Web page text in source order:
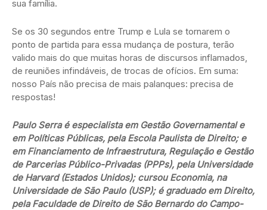
sua família.
Se os 30 segundos entre Trump e Lula se tornarem o
ponto de partida para essa mudança de postura, terão
valido mais do que muitas horas de discursos inflamados,
de reuniões infindáveis, de trocas de ofícios. Em suma:
nosso País não precisa de mais palanques: precisa de
respostas!
Paulo Serra é especialista em Gestão Governamental e
em Políticas Públicas, pela Escola Paulista de Direito; e
em Financiamento de Infraestrutura, Regulação e Gestão
de Parcerias Público-Privadas (PPPs), pela Universidade
de Harvard (Estados Unidos); cursou Economia, na
Universidade de São Paulo (USP); é graduado em Direito,
pela Faculdade de Direito de São Bernardo do Campo-